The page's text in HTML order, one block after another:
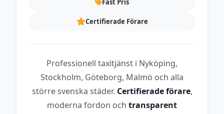
Fast Pris
Certifierade Förare
Professionell taxitjänst i Nyköping,
Stockholm, Göteborg, Malmö och alla
större svenska städer. Certifierade förare,
moderna fordon och transparent